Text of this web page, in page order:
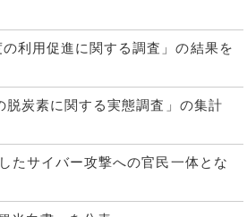
利用促進に関する調査」の結果を
脱炭素に関する実態調査」の集計
たサイバー攻撃への官民一体とな